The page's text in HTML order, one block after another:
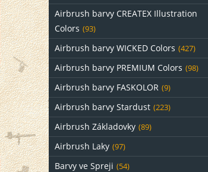
Airbrush barvy CREATEX Illustration
Colors (93)
Airbrush barvy WICKED Colors (427)
Airbrush barvy PREMIUM Colors (98)
Airbrush barvy FASKOLOR (9)
Airbrush barvy Stardust (223)
Airbrush Základovky (89)
Airbrush Laky (97)
Barvy ve Spreji (54)